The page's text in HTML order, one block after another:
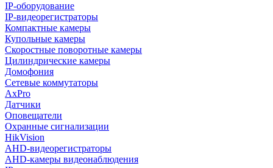
IP-оборудование
IP-видеорегистраторы
Компактные камеры
Купольные камеры
Скоростные поворотные камеры
Цилиндрические камеры
Домофония
Сетевые коммутаторы
AxPro
Датчики
Оповещатели
Охранные сигнализации
HikVision
AHD-видеорегистраторы
AHD-камеры видеонаблюдения